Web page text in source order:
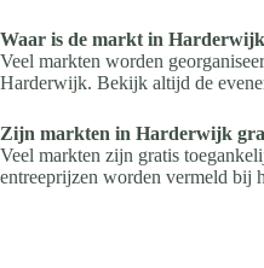
Waar is de markt in
Veel markten worden
Harderwijk. Bekijk altijd de
Zijn markten in Harderwijk
Veel markten zijn gratis
entreeprijzen worden vermeld bij